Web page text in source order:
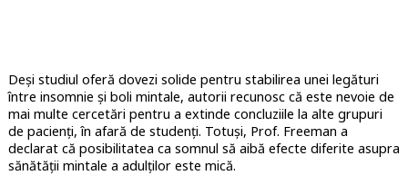
Deși studiul oferă dovezi solide pentru stabilirea unei legături
între insomnie și boli mintale, autorii recunosc că este nevoie de
mai multe cercetări pentru a extinde concluziile la alte grupuri
de pacienți, în afară de studenți. Totuși, Prof. Freeman a
declarat că posibilitatea ca somnul să aibă efecte diferite asupra
sănătății mintale a adulților este mică.